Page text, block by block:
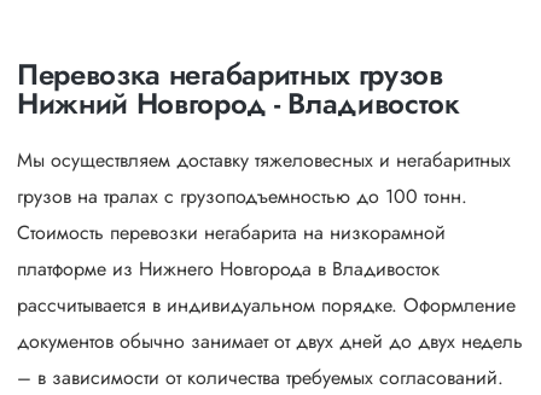
Перевозка негабаритных грузов
Нижний Новгород - Владивосток
Мы осуществляем доставку тяжеловесных и негабаритных
грузов на тралах с грузоподъемностью до 100 тонн.
Стоимость перевозки негабарита на низкорамной
платформе из Нижнего Новгорода в Владивосток
рассчитывается в индивидуальном порядке. Оформление
документов обычно занимает от двух дней до двух недель
– в зависимости от количества требуемых согласований.